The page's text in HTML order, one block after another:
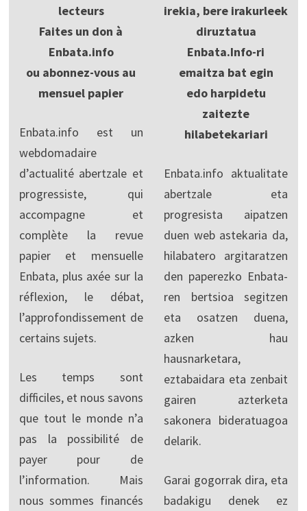
lecteurs
Faites un don à
Enbata.info
ou abonnez-vous au
mensuel papier
Enbata.info est un
webdomadaire
d’actualité abertzale et
progressiste, qui
accompagne et
complète la revue
papier et mensuelle
Enbata, plus axée sur la
réflexion, le débat,
l’approfondissement de
certains sujets.
Les temps sont
difficiles, et nous savons
que tout le monde n’a
pas la possibilité de
payer pour de
l’information. Mais
nous sommes financés
irekia, bere irakurleek
diruztatua
Enbata.Info-ri
emaitza bat egin
edo harpidetu
zaitezte
hilabetekariari
Enbata.info aktualitate
abertzale eta
progresista aipatzen
duen web astekaria da,
hilabatero argitaratzen
den paperezko Enbata-
ren bertsioa segitzen
eta osatzen duena,
azken hau
hausnarketara,
eztabaidara eta zenbait
gairen azterketa
sakonera bideratuagoa
delarik.
Garai gogorrak dira, eta
badakigu denek ez